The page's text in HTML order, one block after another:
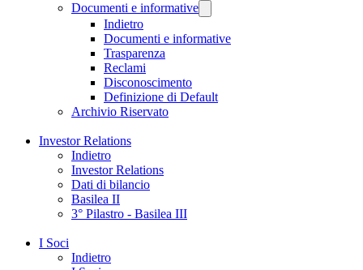
Documenti e informative
Indietro
Documenti e informative
Trasparenza
Reclami
Disconoscimento
Definizione di Default
Archivio Riservato
Investor Relations
Indietro
Investor Relations
Dati di bilancio
Basilea II
3° Pilastro - Basilea III
I Soci
Indietro